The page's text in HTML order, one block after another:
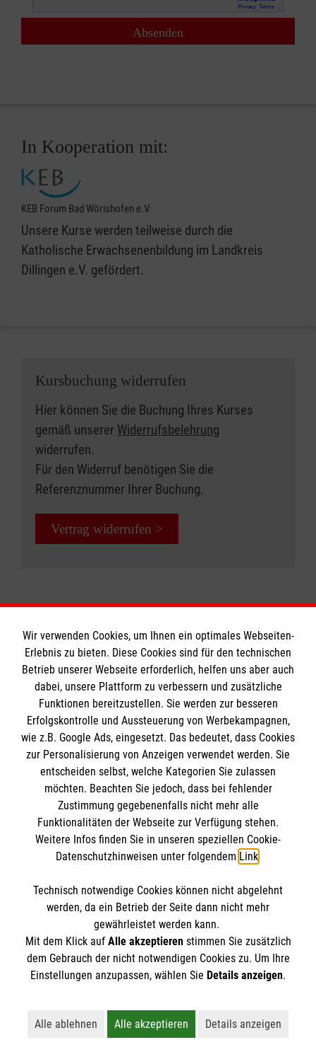
In Kooperation mit:
KEB Forum Bad Wörishofen e.V.
Unsere Kurse werden teilweise durch die
Katholische Erwachsenenbildung im Landkreis
Dillingen e.V. gefördert.
Kursbuchung widerrufen
Hier können Sie die Buchung Ihres Kurses
gemäß unserer Widerrufsbelehrung
widerrufen.
Für den Widerruf benötigen Sie die
Referenznummer Ihrer Buchung.
Vertrag widerrufen >
Informationen
Impressum
Datenschutz
Kontakt
Barrierefreiheit
Die Malteser
Malteser in Deutschland
Malteserorden
Sharepoint
Spendenkonto
Bank: Pax-Bank für Kirche und Caritas eG
IBAN: DE96 3706 0120 1201 2026 35
BIC: GENODED1PA7
So finden Sie uns
Lindenallee 11
89312 Günzburg
Email:info.guenzburg@malteser.org
Der Malteser Hilfsdienst e.V. ist als eingetragene
Gewerbesteuer befreit.
Wir verwenden Cookies, um Ihnen ein optimales Webseiten-
Erlebnis zu bieten. Diese Cookies sind für den technischen
Betrieb unserer Webseite erforderlich, helfen uns aber auch
dabei, unsere Plattform zu verbessern und zusätzliche
Funktionen bereitzustellen. Sie werden zur besseren
Erfolgskontrolle und Aussteuerung von Werbekampagnen,
wie z.B. Google Ads, eingesetzt. Das bedeutet, dass Cookies
zur Personalisierung von Anzeigen verwendet werden. Sie
entscheiden selbst, welche Kategorien Sie zulassen
möchten. Beachten Sie jedoch, dass bei fehlender
Zustimmung gegebenenfalls nicht mehr alle
Funktionalitäten der Webseite zur Verfügung stehen.
Weitere Infos finden Sie in unseren speziellen Cookie-
Datenschutzhinweisen unter folgendem Link.
Technisch notwendige Cookies können nicht abgelehnt
werden, da ein Betrieb der Seite dann nicht mehr
gewährleistet werden kann.
Mit dem Klick auf Alle akzeptierenstimmen Sie zusätzlich
dem Gebrauch der nicht notwendigen Cookies zu. Um Ihre
Einstellungen anzupassen, wählen Sie Details anzeigen.
Alle ablehnen
Lehnt alle nicht-essentiellen Cookies ab
Alle akzeptieren
Akzeptiert alle Cookies
Details anzeigen